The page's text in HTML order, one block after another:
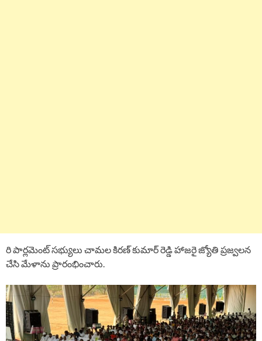
రి పార్లమెంట్ సభ్యులు చామల కిరణ్ కుమార్ రెడ్డి హాజరై జ్యోతి ప్రజ్వలన
చేసి మేళాను ప్రారంభించారు.